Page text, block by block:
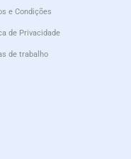
e Condições
de Privacidade
de trabalho